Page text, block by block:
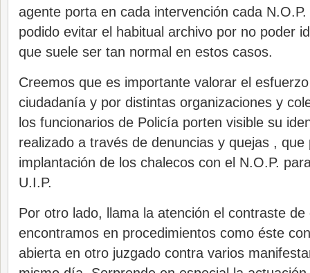
agente porta en cada intervención cada
podido evitar el habitual archivo por no poder
que suele ser tan normal en estos casos.
Creemos que es importante valorar el
ciudadanía y por distintas organizaciones y
los funcionarios de Policía porten visible su
realizado a través de denuncias y quejas , que
implantación de los chalecos con el N.O.P.
U.I.P.
Por otro lado, llama la atención el contraste
encontramos en procedimientos como éste
abierta en otro juzgado contra varios